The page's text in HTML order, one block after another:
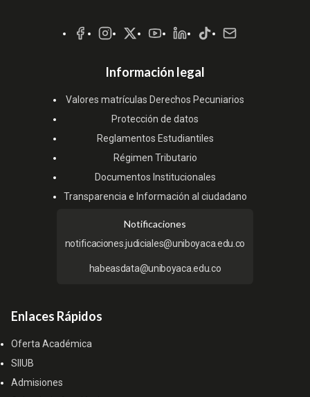
Sociales
Información legal
Valores matrículas Derechos Pecuniarios
Protección de datos
Reglamentos Estudiantiles
Régimen Tributario
Documentos Institucionales
Transparencia e Información al ciudadano
Notificaciones
notificaciones.judiciales@uniboyaca.edu.co
habeasdata@uniboyaca.edu.co
Enlaces Rápidos
Oferta Académica
SIIUB
Admisiones